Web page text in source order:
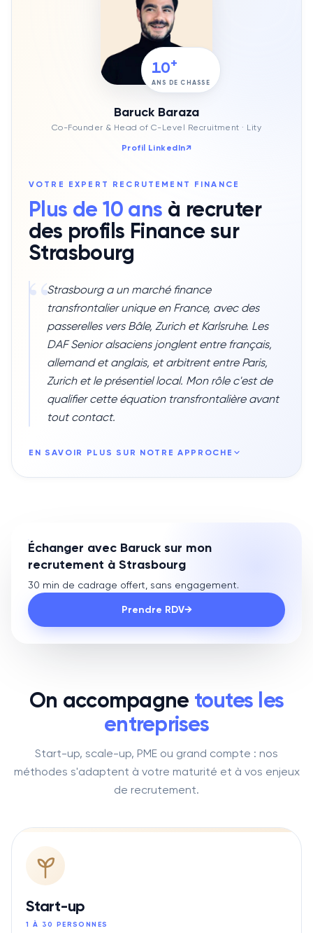
10+
ANS DE CHASSE
Baruck Baraza
Co-Founder & Head of C-Level Recruitment · Lity
Profil LinkedIn↗
VOTRE EXPERT RECRUTEMENT FINANCE
Plus de 10 ans à recruter
des profils Finance sur
Strasbourg
“Strasbourg a un marché finance
transfrontalier unique en France, avec des
passerelles vers Bâle, Zurich et Karlsruhe. Les
DAF Senior alsaciens jonglent entre français,
allemand et anglais, et arbitrent entre Paris,
Zurich et le présentiel local. Mon rôle c'est de
qualifier cette équation transfrontalière avant
tout contact.
EN SAVOIR PLUS SUR NOTRE APPROCHE
Échanger avec Baruck sur mon
recrutement à Strasbourg
30 min de cadrage offert, sans engagement.
Prendre RDV→
On accompagne toutes les
entreprises
Start-up, scale-up, PME ou grand compte : nos
méthodes s'adaptent à votre maturité et à vos enjeux
de recrutement.
Start-up
1 À 30 PERSONNES